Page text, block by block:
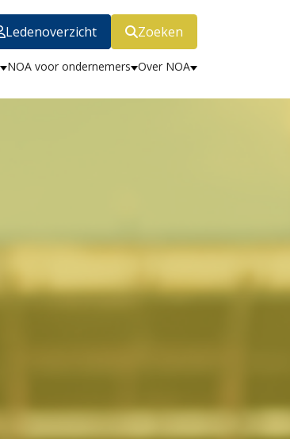
Ledenoverzicht Zoeken
NOA voor ondernemers Over NOA